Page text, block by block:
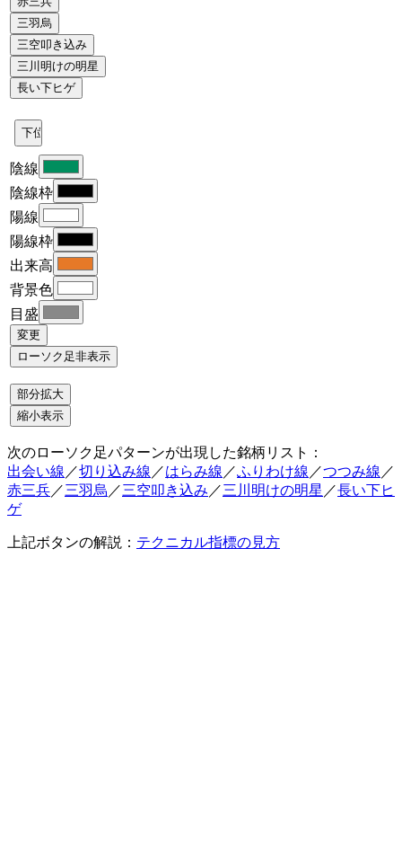
陰線
陰線枠
陽線
陽線枠
出来高
背景色
目盛
次のローソク足パターンが出現した銘柄リスト：
出会い線 ／切り込み線 ／はらみ線 ／ふりわけ線 ／つつみ線 ／
赤三兵／三羽烏 ／三空叩き込み ／三川明けの明星 ／長い下ヒ
ゲ
上記ボタンの解説： テクニカル指標の見方